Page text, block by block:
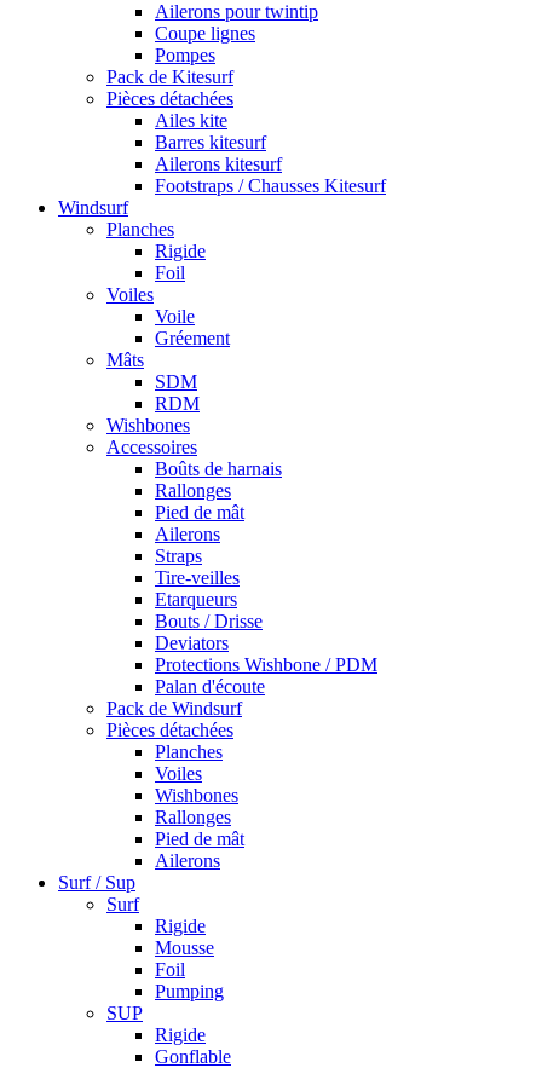
Ailerons pour twintip
Coupe lignes
Pompes
Pack de Kitesurf
Pièces détachées
Ailes kite
Barres kitesurf
Ailerons kitesurf
Footstraps / Chausses Kitesurf
Windsurf
Planches
Rigide
Foil
Voiles
Voile
Gréement
Mâts
SDM
RDM
Wishbones
Accessoires
Boûts de harnais
Rallonges
Pied de mât
Ailerons
Straps
Tire-veilles
Etarqueurs
Bouts / Drisse
Deviators
Protections Wishbone / PDM
Palan d'écoute
Pack de Windsurf
Pièces détachées
Planches
Voiles
Wishbones
Rallonges
Pied de mât
Ailerons
Surf / Sup
Surf
Rigide
Mousse
Foil
Pumping
SUP
Rigide
Gonflable